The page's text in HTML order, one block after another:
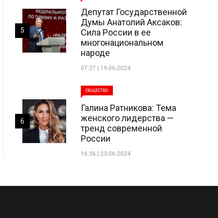
Депутат Государственной
Думы Анатолий Аксаков:
Сила России в ее
многонациональном
народе
07:27 | 19-06-2024
5
ОБЩЕСТВО
Галина Ратникова: Тема
женского лидерства —
тренд современной
России
16:36 | 23-06-2024
6